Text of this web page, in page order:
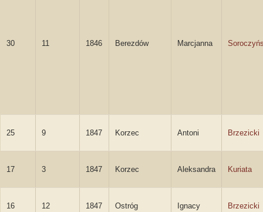
30 11 1846 Berezdów Marcjanna
25 9 1847 Korzec Antoni Brzezicki
17 3 1847 Korzec Aleksandra Kuriata
16 12 1847 Ostróg Ignacy Brzezicki